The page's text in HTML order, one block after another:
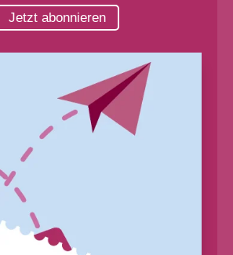
Jetzt abonnieren